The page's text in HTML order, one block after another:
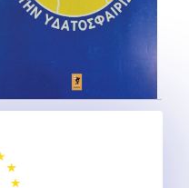
εξαντλημένο